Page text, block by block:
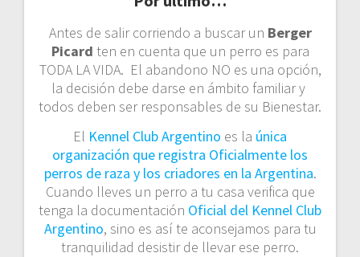
Antes de salir corriendo a buscar un Berger
Picard ten en cuenta que un perro es para
TODA LA VIDA. El abandono NO es una opción,
la decisión debe darse en ámbito familiar y
todos deben ser responsables de su Bienestar.
El Kennel Club Argentino es la única
organización que registra Oficialmente los
perros de raza y los criadores en la Argentina.
Cuando lleves un perro a tu casa verifica que
tenga la documentación Oficial del Kennel Club
Argentino, sino es así te aconsejamos para tu
tranquilidad desistir de llevar ese perro.